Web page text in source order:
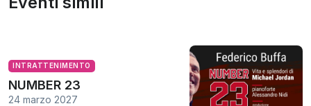
INTRATTENIMENTO
NUMBER 23
24 marzo 2027